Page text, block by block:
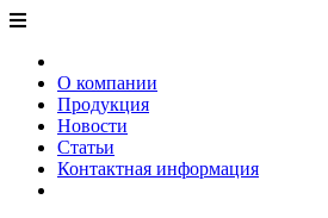
О компании
Продукция
Новости
Статьи
Контактная информация